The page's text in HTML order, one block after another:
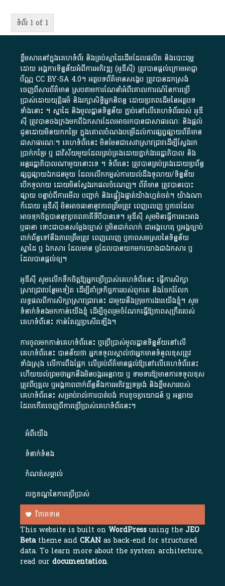
ទំព័រ 1 of 1
ខ្លឹមសារ​នៅ​ក្នុង​គេហទំព័រ និង​គ្រប់​ស្នា​ដៃ​ដើម​ដែល​ផលិត​ និង​បោះពុម្ព​
ដោយ​ អង្គការ​ទិន្នន័យ​អំពី​ការអភិវឌ្ឍ​​ (អូ​ឌី​ស៊ី)​ ត្រូវ​បាន​ផ្តល់​ក្រោម​អាជ្ញា
ប័ណ្ណ​CC BY-SA 4.0។​ អត្ថបទ​ព័ត៌មាន​សង្ខេប​ ត្រូវ​បាន​ដកស្រង់​
ចេញពី​សារព័ត៌មាន ស្របតាមការ​ណែនាំ​អំពី​គោលការណ៍​នៃ​ការ​ប្រើ
ប្រាស់​ដោយ​យុត្តិធម៌​ និង​រក្សាសិទ្ធិអ្នកនិពន្ធ ដោយ​ប្រភពដើម​នៃ​​អត្ថបទ
ទាំង​នោះ​ ។​ ស្នាដៃ​ និង​មូលដ្ឋាន​ទិន្នន័យ ​ភ្ជាប់​នៅ​លើ​គេហទំព័រ​របស់​ អូ​ឌី​
ស៊ី​ ត្រូវ​បាន​ចងក្រង​មក​ពី​ឯកសារ​ដែល​អាច​រក​បានជា​សាធារណៈ​ និង​ផ្តល់​
ជូន​ដោយ​មិន​យក​កម្រៃ​ ក្នុង​គោលបំណង​បម្រើ​ដល់ការ​ផ្សព្វផ្សាយ​ព័ត៌មាន​
ជា​សាធារណៈ​។​ គេហទំព័រ​នេះ​ មិនមែន​ជា​សេវា​ស្រាវជ្រាវ​ដើម្បី​ស្វែងរក
ប្រាក់​កម្រៃ​ ឬ​ ជា​វិស័យ​មួយ​ដែល​គ្រប់គ្រង​ដោយ​ភ្នាក់ងារ​រដ្ឋាភិបាល​ និង ​
អន្តររដ្ឋាភិបាល​ណាមួយ​នោះ​ទេ ​។​ ទំព័រ​នេះ​ ត្រូវ​បាន​គ្រប់គ្រង​ដោយ​ប្រព័ន្ធ​
ផ្សព្វផ្សាយ​ឯកជន​មួយ​ ដែល​លើកកម្ពស់​ការ​យល់​ដឹង​ទូលាយ​/​ទិន្នន័យ​
បើក​ទូលាយ​ ដោយ​មិនស្វែង​រក​ផល​ចំណេញ​។​ ព័ត៌មាន​ ត្រូវ​បាន​បោះ
ផ្សាយ​ បន្ទាប់​ពី​ការ​មើល​ បញ្ជាក់​ និង​ផ្ទៀងផ្ទាត់​យ៉ាង​ហ្មត់ចត់​។​ យ៉ាងណា​
ក៏​ដោយ​ អូ​ឌី​ស៊ី​ មិន​អាច​ធានា​នូវ​ភាព​ត្រឹមត្រូវ​ ពេញលេញ​ ឬ​ភាព​ដែល​
អាច​ទុកចិត្ត​បាននូវ​ប្រភព​ភាគី​ទី​បី​បាន​ទេ​។​ អូ​ឌី​ស៊ី​ សូម​មិន​ធ្វើការ​អះអាង​
ឬ​ធានា​ ទោះជា​បាន​សម្តែង​ច្បាស់​ ឬ​មិន​ជាក់លាក់​ ជា​អង្គហេតុ​ ឬ​អង្គច្បាប់​
ពាក់ព័ន្ធ​ទៅ​នឹង​ភាព​ត្រឹមត្រូវ​ ពេញលេញ​ ឬ​ភាព​សម​ស្រប​នៃ​ទិន្នន័យ​
ស្នាដៃ​ ឬ​ ឯកសារ​ ដែល​មាន​ ឬ​ដែល​បាន​យក​មក​យោង​ជា​ឯកសារ​ ឬ​
ដែល​បាន​ផ្តល់​ឲ្យ​។
អូឌីស៊ី សូមលើកទឹកចិត្តឱ្យអ្នកប្រើប្រាស់គេហទំព័រនេះ ធ្វើការសិក្សា
ស្រាវជ្រាវបន្ថែមទៀត ដើម្បីគាំទ្រកិច្ចការ​របស់ពួកគេ និងចែករំលែក
លទ្ធផលពីការសិក្សាស្រាវជ្រាវនេះ ជាមួយនឹងក្រុមការងារយើងខ្ញុំ។ សូម
ទំនាក់ទំនងមកកាន់យើងខ្ញុំ ដើម្បីចូលរួមចំណែកធ្វើឱ្យភាពសុក្រឹតរបស់
គេហទំព័នេះ កាន់តែល្អប្រសើរឡើង។
ការចូលមកកាន់គេហទំព័រនេះ ឬប្រើប្រាស់មូលដ្ឋានទិន្នន័យនៅលើ
គេហទំព័រនេះ បានន័យថា អ្នកទទួលស្គាល់ថាអ្នកមានទំនួលខុសត្រូវ
ទាំងស្រុង លើការពឹងផ្អែក លើគ្រប់ព័ត៌មានផ្តល់ឱ្យនៅលើគេហទំព័រនេះ
ហើយយល់ព្រមថាអ្នកនឹងមិនបង្ករអន្តរាយ ឬ ទាមទារ​ឱ្យមានការទទួលខុស​
ត្រូវពីបុគ្គល ឬអង្គភាពពាក់ព័ន្ធនឹងការអភិវឌ្ឍទម្រង់ និងខ្លឹមសាររបស់
គេហទំព័រនេះ សម្រាប់រាល់ការបាត់បង់ ការខូចប្រយោជន៍ ឬ អន្តរាយ
ដែលកើតចេញពីការប្រើប្រាស់គេហទំព័រនេះ។
អំពី​យើង​
ទំនាក់ទំនង
កំណត់សម្គាល់
លក្ខខណ្ឌនៃការប្រើប្រាស់
វិភាគទាន
This website is built onWordPressusing theJEO
Betatheme andCKAN as back-end for structured
data. To learn more about the system architecture,
read ourdocumentation.